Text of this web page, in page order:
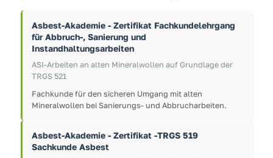
Asbest-Akademie - Zertifikat Fachkundelehrgang
für Abbruch-, Sanierung und
Instandhaltungsarbeiten
ASI-Arbeiten an alten Mineralwollen auf Grundlage der
TRGS 521
Fachkunde für den sicheren Umgang mit alten
Mineralwollen bei Sanierungs- und Abbrucharbeiten.
Asbest-Akademie - Zertifikat -TRGS 519
Sachkunde Asbest